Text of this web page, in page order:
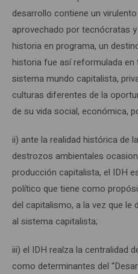
desarrollo contiene un
aprovechado por tecnócratas
historia en programa, un
historia fue así reformulada en
sistema mundo capitalista,
culturas diferentes de la
de su vida social, económica,
ii) ante la realidad histórica de
destrozos ambientales
producción capitalista, el IDH
político que tiene como
del capitalismo, a la vez que le
al sistema capitalista;
iii) el IDH realza la centralidad
como determinantes del